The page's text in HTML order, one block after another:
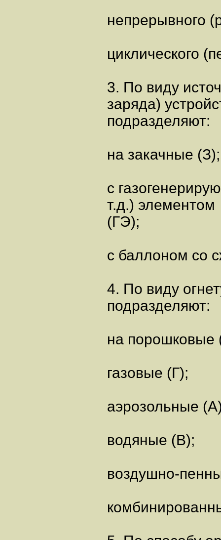
непрерывного
циклического
3. По виду
заряда)
подразделяют:
на закачные (З);
с
т.д.) элементом
(ГЭ);
с баллоном со
4. По виду
подразделяют:
на порошковые
газовые (Г);
аэрозольные
водяные (В);
воздушно-